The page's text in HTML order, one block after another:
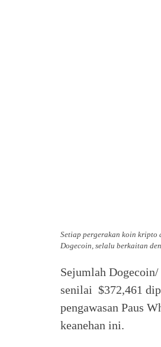
Setiap pergerakan koin kripto
Dogecoin, selalu berkaitan
Sejumlah
senilai $372,461
pengawasan Paus
keanehan ini.